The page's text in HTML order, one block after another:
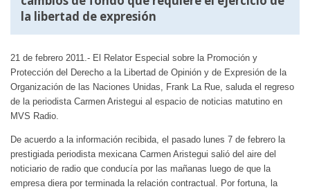
la libertad de expresión
21 de febrero 2011.- El Relator Especial sobre la Promoción y
Protección del Derecho a la Libertad de Opinión y de Expresión de la
Organización de las Naciones Unidas, Frank La Rue, saluda el regreso
de la periodista Carmen Aristegui al espacio de noticias matutino en
MVS Radio.
De acuerdo a la información recibida, el pasado lunes 7 de febrero la
prestigiada periodista mexicana Carmen Aristegui salió del aire del
noticiario de radio que conducía por las mañanas luego de que la
empresa diera por terminada la relación contractual. Por fortuna, la